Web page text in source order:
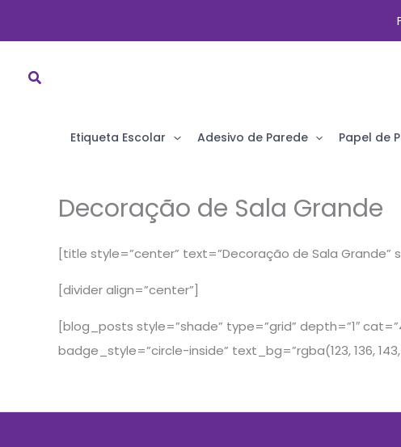
Ir
Etiqueta Escolar Adesivo de Parede Papel de
Decoração de Sala Grande
[title style=”center” text=”Decoração de Sala Grande”
[divider align=”center”]
[blog_posts style=”shade” type=”grid” depth=”1″
badge_style=”circle-inside” text_bg=”rgba(123, 136,